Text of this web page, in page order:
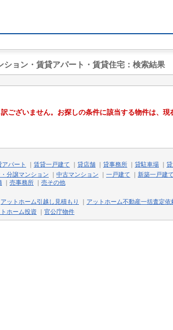
ション・賃貸アパート・賃貸住宅 ：検索結果
ございません。お探しの条件に該当する物件は、現
アパート 賃貸一戸建て 貸店舗 貸事務所 貸駐車場
分譲マンション 中古マンション 一戸建て
新築一戸建
売事務所
売その他
アットホーム引越し見積もり アットホーム不動産一括査定依
ホーム投資 官公庁物件